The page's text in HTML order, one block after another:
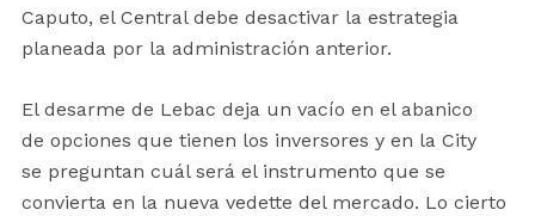
Caputo, el Central debe desactivar la estrategia
planeada por la administración anterior.
El desarme de Lebac deja un vacío en el abanico
de opciones que tienen los inversores y en la City
se preguntan cuál será el instrumento que se
convierta en la nueva vedette del mercado. Lo cierto